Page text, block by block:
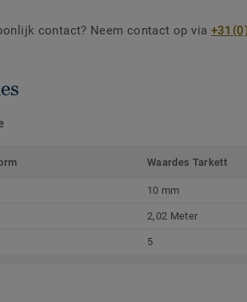
contact? Neem contact op via
Waardes Tarkett
10 mm
2,02 Meter
5